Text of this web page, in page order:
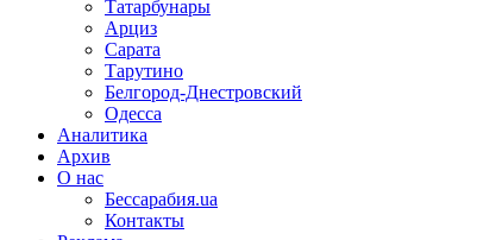
Татарбунары
Арциз
Сарата
Тарутино
Белгород-Днестровский
Одесса
Аналитика
Архив
О нас
Бессарабия.ua
Контакты